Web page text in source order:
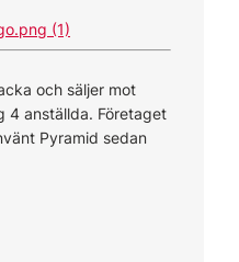
och säljer mot
4 anställda. Företaget
Pyramid sedan